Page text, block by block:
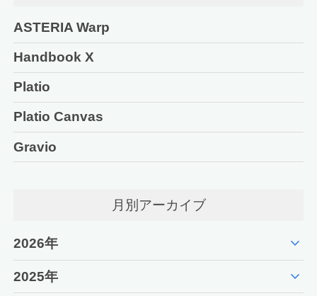
ASTERIA Warp
Handbook X
Platio
Platio Canvas
Gravio
月別アーカイブ
2026年 expand_more
2025年 expand_more